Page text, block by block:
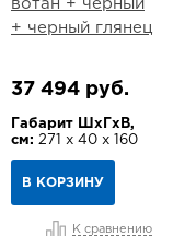
вотан + черный
+ черный глянец
37 494 руб.
Габарит ШхГхВ,
см: 271 х 40 х 160
В КОРЗИНУ
К сравнению